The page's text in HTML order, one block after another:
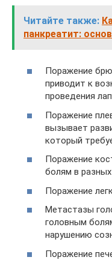
Читайте также:
панкреатит:
Поражение
приводит к
проведения
Поражение
вызывает
который
Поражение
болям в
Поражение
Метастазы
головным
нарушению
Поражение